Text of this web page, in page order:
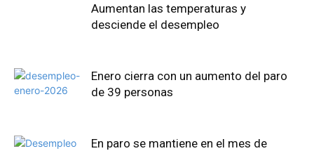
Aumentan las temperaturas y
desciende el desempleo
Enero cierra con un aumento del paro
de 39 personas
En paro se mantiene en el mes de